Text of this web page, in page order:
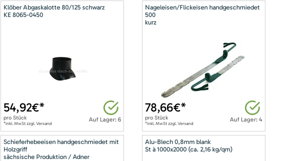
Klöber Abgaskalotte 80/125 schwarz
KE 8065-0450
Auf Lager: 6
54,92€*
pro Stück
*inkl. MwSt zzgl. Versand
Nageleisen/Flickeisen handgeschmiedet
500
kurz
Auf Lager: 4
78,66€*
proStück
*inkl. MwSt zzgl. Versand
Schieferhebeeisen handgeschmiedet mit
Holzgriff
sächsische Produktion / Adner
Alu-Blech 0,8mm blank
St à 1000x2000 (ca. 2,16 kg/qm)